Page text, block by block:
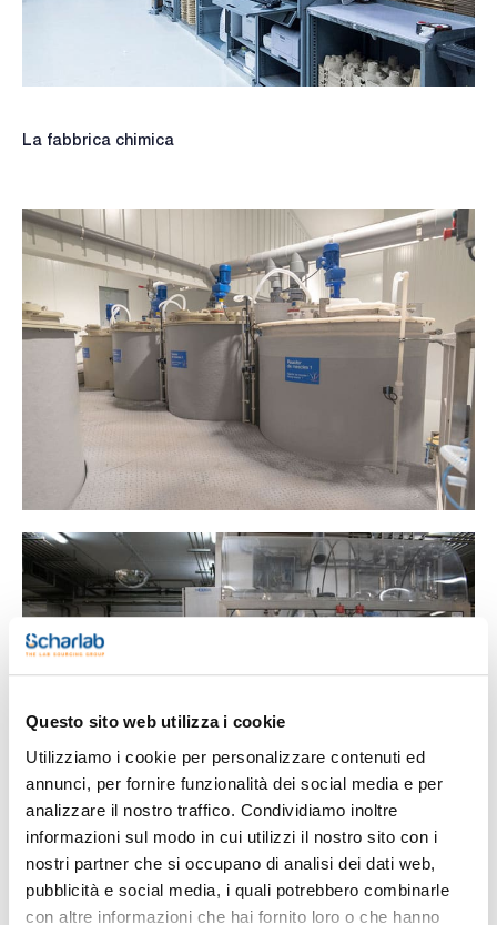
Questo sito web utilizza i cookie
Utilizziamo i cookie per personalizzare contenuti ed
annunci, per fornire funzionalità dei social media e per
analizzare il nostro traffico. Condividiamo inoltre
informazioni sul modo in cui utilizzi il nostro sito con i
nostri partner che si occupano di analisi dei dati web,
pubblicità e social media, i quali potrebbero combinarle
con altre informazioni che hai fornito loro o che hanno
La fabbrica chimica